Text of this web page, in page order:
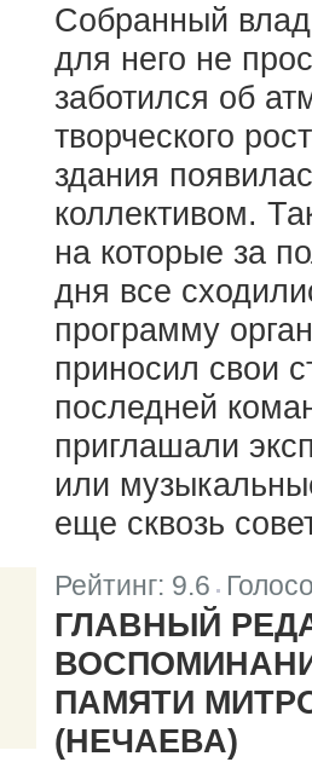
Собранный
для него не
заботился об
творческого
здания
коллективом.
на которые за
дня все
программу
приносил свои
последней
приглашали
или
еще сквозь
Рейтинг: 9.6
ГЛАВНЫЙ
ПАМЯТИ
(НЕЧАЕВА)